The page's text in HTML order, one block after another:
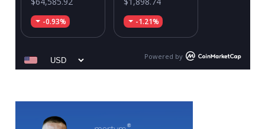
-0.93% -1.21%
Powered by